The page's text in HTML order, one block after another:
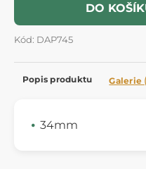
DO
Kód: DAP745
Popis produktu Galerie
34mm